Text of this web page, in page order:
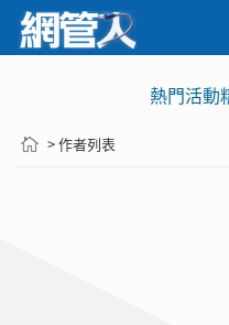
熱門活動
> 作者列表